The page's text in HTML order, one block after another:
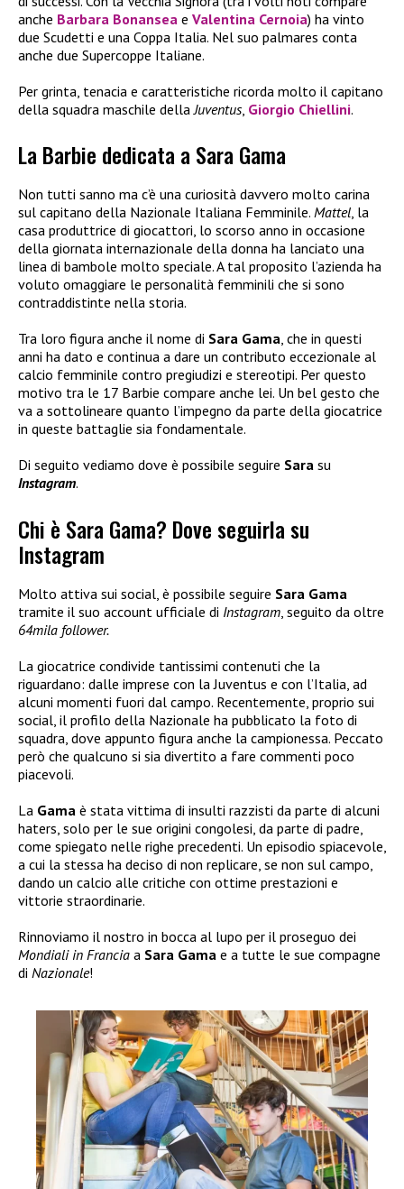
anche Barbara Bonansea e Valentina Cernoia) ha vinto
due Scudetti e una Coppa Italia. Nel suo palmares conta
anche due Supercoppe Italiane.
Per grinta, tenacia e caratteristiche ricorda molto il capitano
della squadra maschile della Juventus, Giorgio Chiellini.
La Barbie dedicata a Sara Gama
Non tutti sanno ma c’è una curiosità davvero molto carina
sul capitano della Nazionale Italiana Femminile. Mattel, la
casa produttrice di giocattori, lo scorso anno in occasione
della giornata internazionale della donna ha lanciato una
linea di bambole molto speciale. A tal proposito l’azienda ha
voluto omaggiare le personalità femminili che si sono
contraddistinte nella storia.
Tra loro figura anche il nome di Sara Gama, che in questi
anni ha dato e continua a dare un contributo eccezionale al
calcio femminile contro pregiudizi e stereotipi. Per questo
motivo tra le 17 Barbie compare anche lei. Un bel gesto che
va a sottolineare quanto l’impegno da parte della giocatrice
in queste battaglie sia fondamentale.
Di seguito vediamo dove è possibile seguire Sara su
Instagram.
Chi è Sara Gama? Dove seguirla su
Instagram
Molto attiva sui social, è possibile seguire Sara Gama
tramite il suo account ufficiale di Instagram , seguito da oltre
64mila follower.
La giocatrice condivide tantissimi contenuti che la
riguardano: dalle imprese con la Juventus e con l’Italia, ad
alcuni momenti fuori dal campo. Recentemente, proprio sui
social, il profilo della Nazionale ha pubblicato la foto di
squadra, dove appunto figura anche la campionessa. Peccato
però che qualcuno si sia divertito a fare commenti poco
piacevoli.
La Gama è stata vittima di insulti razzisti da parte di alcuni
haters, solo per le sue origini congolesi, da parte di padre,
come spiegato nelle righe precedenti. Un episodio spiacevole,
a cui la stessa ha deciso di non replicare, se non sul campo,
dando un calcio alle critiche con ottime prestazioni e
vittorie straordinarie.
Rinnoviamo il nostro in bocca al lupo per il proseguo dei
Mondiali in Francia a Sara Gama e a tutte le sue compagne
di Nazionale!